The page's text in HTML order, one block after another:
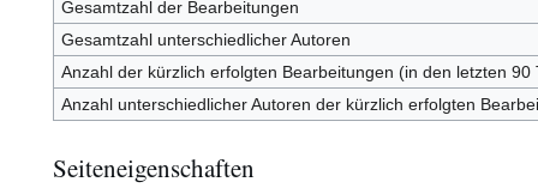
Gesamtzahl der Bearbeitungen
Gesamtzahl unterschiedlicher Autoren
Anzahl der kürzlich erfolgten Bearbeitungen (in den letzten 90
Anzahl unterschiedlicher Autoren der kürzlich erfolgten
Seiteneigenschaften